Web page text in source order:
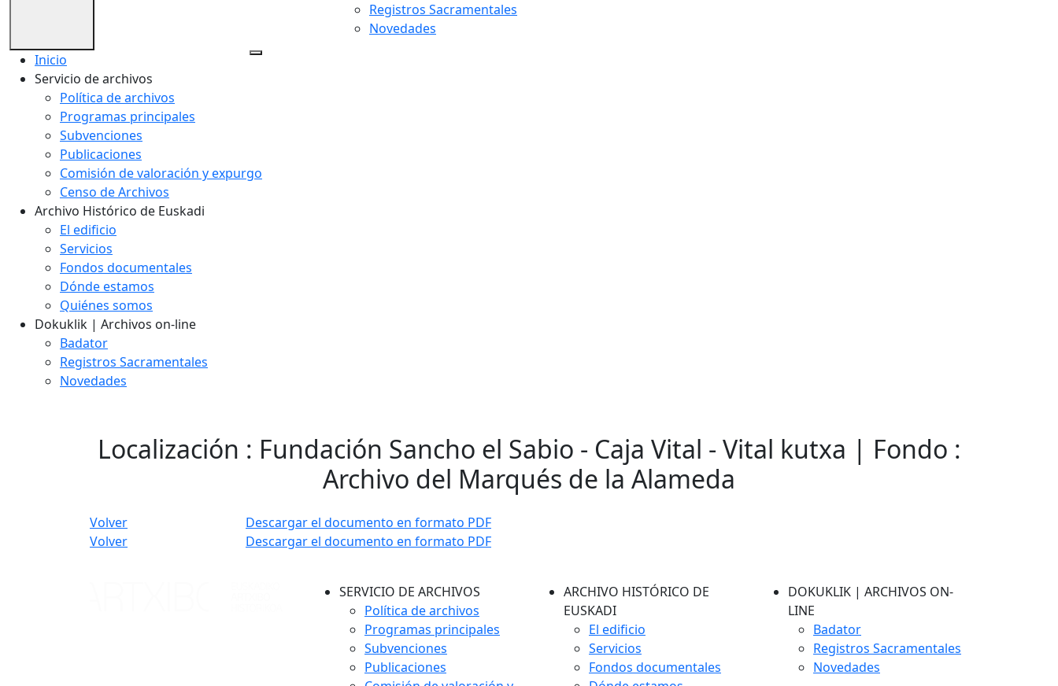
Registros Sacramentales
Novedades
Inicio
Servicio de archivos
Política de archivos
Programas principales
Subvenciones
Publicaciones
Comisión de valoración y expurgo
Censo de Archivos
Archivo Histórico de Euskadi
El edificio
Servicios
Fondos documentales
Dónde estamos
Quiénes somos
Dokuklik | Archivos on-line
Badator
Registros Sacramentales
Novedades
Localización : Fundación Sancho el Sabio - Caja Vital - Vital kutxa | Fondo :
Archivo del Marqués de la Alameda
Volver
Descargar el documento en formato PDF
Volver
Descargar el documento en formato PDF
SERVICIO DE ARCHIVOS
Política de archivos
Programas principales
Subvenciones
Publicaciones
ARCHIVO HISTÓRICO DE
EUSKADI
El edificio
Servicios
Fondos documentales
DOKUKLIK | ARCHIVOS ON-
LINE
Badator
Registros Sacramentales
Novedades